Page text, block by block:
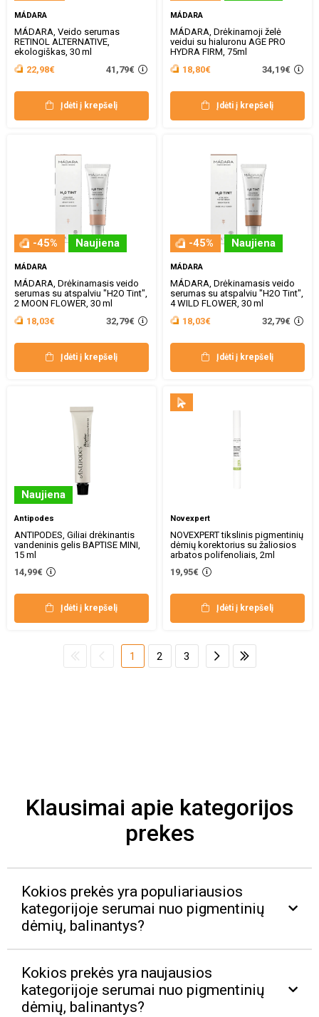
MÁDARA
MÁDARA, Veido serumas
RETINOL ALTERNATIVE,
ekologiškas, 30 ml
22,98€
41,79€
Įdėti į krepšelį
MÁDARA
MÁDARA, Drėkinamoji želė
veidui su hialuronu AGE PRO
HYDRA FIRM, 75ml
18,80€
34,19€
Įdėti į krepšelį
-45% Naujiena
MÁDARA
MÁDARA, Drėkinamasis veido
serumas su atspalviu "H2O Tint",
2 MOON FLOWER, 30 ml
18,03€
32,79€
Įdėti į krepšelį
-45% Naujiena
MÁDARA
MÁDARA, Drėkinamasis veido
serumas su atspalviu "H2O Tint",
4 WILD FLOWER, 30 ml
18,03€
32,79€
Įdėti į krepšelį
Naujiena
Antipodes
ANTIPODES, Giliai drėkinantis
vandeninis gelis BAPTISE MINI,
15 ml
14,99€
Įdėti į krepšelį
Novexpert
NOVEXPERT tikslinis pigmentinių
dėmių korektorius su žaliosios
arbatos polifenoliais, 2ml
19,95€
Įdėti į krepšelį
1 2 3
Klausimai apie kategorijos
prekes
Kokios prekės yra populiariausios
kategorijoje serumai nuo pigmentinių
dėmių, balinantys?
Kokios prekės yra naujausios
kategorijoje serumai nuo pigmentinių
dėmių, balinantys?